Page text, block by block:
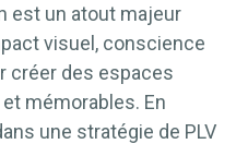
est un atout majeur
visuel, conscience
créer des espaces
mémorables. En
une stratégie de PLV